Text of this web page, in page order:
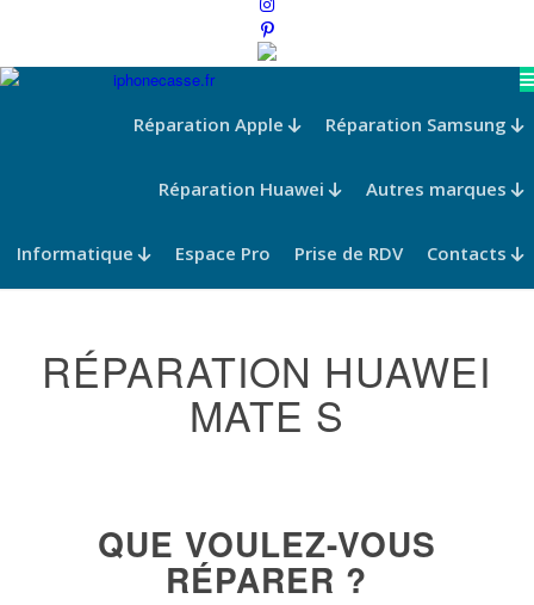
Réparation Apple Réparation Samsung
Réparation Huawei Autres marques
Informatique Espace Pro Prise de RDV Contacts
RÉPARATION HUAWEI
MATE S
QUE VOULEZ-VOUS
RÉPARER ?